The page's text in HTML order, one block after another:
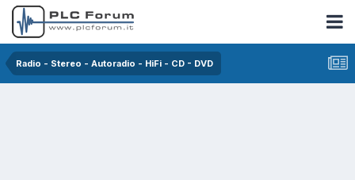
Radio - Stereo - Autoradio - HiFi - CD - DVD